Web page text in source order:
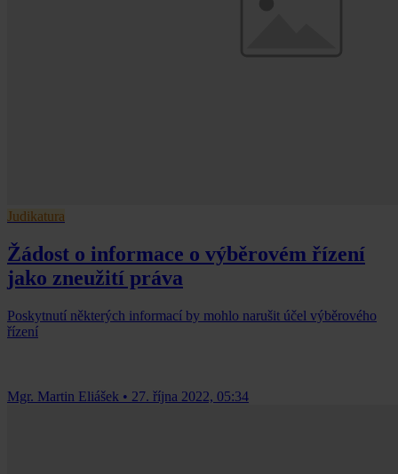
Judikatura
Žádost o informace o výběrovém řízení
jako zneužití práva
Poskytnutí některých informací by mohlo narušit účel výběrového
řízení
Mgr. Martin Eliášek • 27. října 2022, 05:34